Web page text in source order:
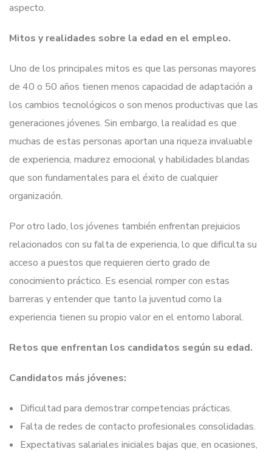
aspecto.
Mitos y realidades sobre la edad en el empleo.
Uno de los principales mitos es que las personas mayores
de 40 o 50 años tienen menos capacidad de adaptación a
los cambios tecnológicos o son menos productivas que las
generaciones jóvenes. Sin embargo, la realidad es que
muchas de estas personas aportan una riqueza invaluable
de experiencia, madurez emocional y habilidades blandas
que son fundamentales para el éxito de cualquier
organización.
Por otro lado, los jóvenes también enfrentan prejuicios
relacionados con su falta de experiencia, lo que dificulta su
acceso a puestos que requieren cierto grado de
conocimiento práctico. Es esencial romper con estas
barreras y entender que tanto la juventud como la
experiencia tienen su propio valor en el entorno laboral.
Retos que enfrentan los candidatos según su edad.
Candidatos más jóvenes:
Dificultad para demostrar competencias prácticas.
Falta de redes de contacto profesionales consolidadas.
Expectativas salariales iniciales bajas que, en ocasiones,